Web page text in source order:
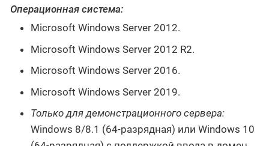
Операционная система:
Microsoft Windows Server 2012.
Microsoft Windows Server 2012 R2.
Microsoft Windows Server 2016.
Microsoft Windows Server 2019.
Только для демонстрационного сервера:
Windows 8/8.1 (64-разрядная) или Windows 10